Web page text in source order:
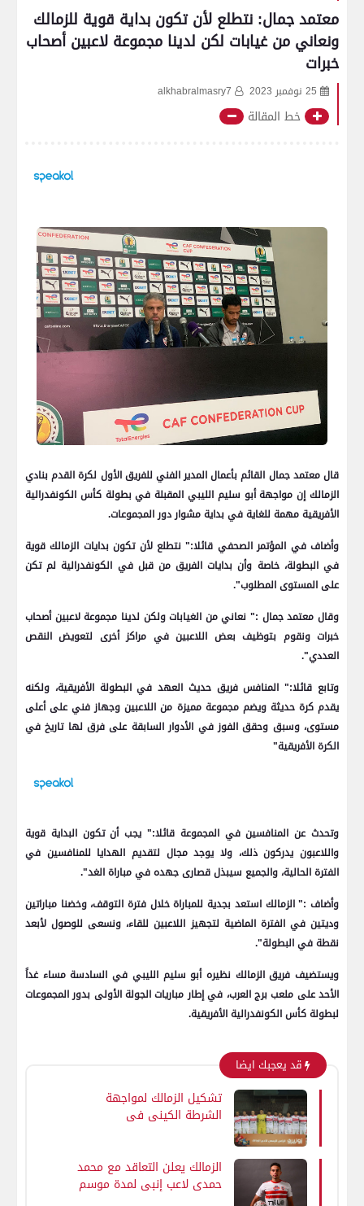
معتمد جمال: نتطلع لأن تكون بداية قوية للزمالك
ونعاني من غيابات لكن لدينا مجموعة لاعبين أصحاب
خبرات
25 نوفمبر 2023 alkhabralmasry7
خط المقالة
قال معتمد جمال القائم بأعمال المدير الفني للفريق الأول لكرة القدم بنادي
الزمالك إن مواجهة أبو سليم الليبي المقبلة في بطولة كأس الكونفدرالية
الأفريقية مهمة للغاية في بداية مشوار دور المجموعات.
وأضاف في المؤتمر الصحفي قائلا:" نتطلع لأن تكون بدايات الزمالك قوية
في البطولة، خاصة وأن بدايات الفريق من قبل في الكونفدرالية لم تكن
على المستوى المطلوب".
وقال معتمد جمال :" نعاني من الغيابات ولكن لدينا مجموعة لاعبين أصحاب
خبرات ونقوم بتوظيف بعض اللاعبين في مراكز أخرى لتعويض النقص
العددي".
وتابع قائلا:" المنافس فريق حديث العهد في البطولة الأفريقية، ولكنه
يقدم كرة حديثة ويضم مجموعة مميزة من اللاعبين وجهاز فني على أعلى
مستوى، وسبق وحقق الفوز في الأدوار السابقة على فرق لها تاريخ في
الكرة الأفريقية"
وتحدث عن المنافسين في المجموعة قائلا:" يجب أن تكون البداية قوية
واللاعبون يدركون ذلك، ولا يوجد مجال لتقديم الهدايا للمنافسين في
الفترة الحالية، والجميع سيبذل قصارى جهده في مباراة الغد".
وأضاف :" الزمالك استعد بجدية للمباراة خلال فترة التوقف، وخضنا مباراتين
وديتين في الفترة الماضية لتجهيز اللاعبين للقاء، ونسعى للوصول لأبعد
نقطة في البطولة".
ويستضيف فريق الزمالك نظيره أبو سليم الليبي في السادسة مساء غداً
الأحد على ملعب برج العرب، في إطار مباريات الجولة الأولى بدور المجموعات
لبطولة كأس الكونفدرالية الأفريقية.
قد يعجبك ايضا
تشكيل الزمالك لمواجهة
الشرطة الكيني في
الزمالك يعلن التعاقد مع محمد
حمدي لاعب إنبي لمدة موسم